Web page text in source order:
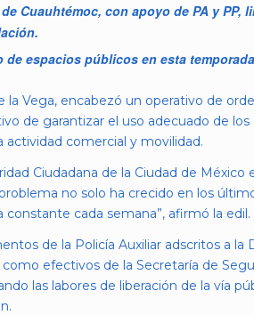
Cuauhtémoc, con apoyo de PA y PP,
espacios públicos en esta
la Vega, encabezó un operativo de
de garantizar el uso adecuado de
comercial y movilidad.
Ciudadana de la Ciudad de
no solo ha crecido en los
cada semana”, afirmó la edil.
de la Policía Auxiliar adscritos a la
efectivos de la Secretaría de
las labores de liberación de la vía